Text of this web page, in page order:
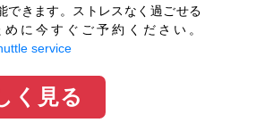
できます。ストレスなく過ごせる
に今すぐご予約ください。
service
く見る